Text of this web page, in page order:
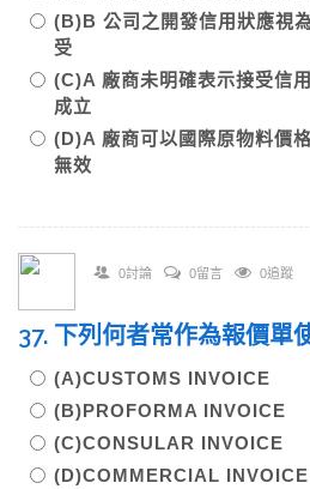
(B)B 公司之開發信用狀應視
受
(C)A 廠商未明確表示接受信
成立
(D)A 廠商可以國際原物料價
無效
0討論 0留言 0追蹤
37. 下列何者常作為報價單
(A)CUSTOMS INVOICE
(B)PROFORMA INVOICE
(C)CONSULAR INVOICE
(D)COMMERCIAL INVOICE